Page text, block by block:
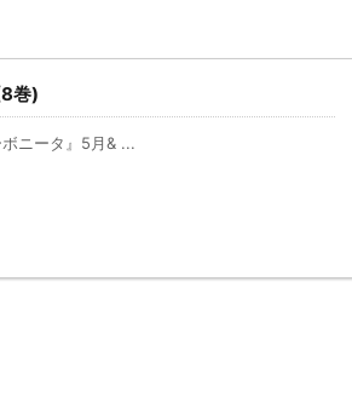
巻)
ニータ』5月& ...